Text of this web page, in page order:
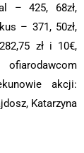
– 425, 68zł,
– 371, 50zł,
zł i 10€,
akcji:
Katarzyna